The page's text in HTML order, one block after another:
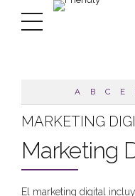
A B C E
MARKETING
Marketing
El marketing digital